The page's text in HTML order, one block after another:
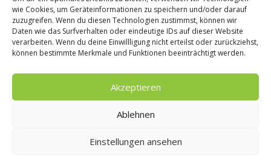
wie Cookies, um Geräteinformationen zu speichern und/oder darauf
zuzugreifen. Wenn du diesen Technologien zustimmst, können wir
Daten wie das Surfverhalten oder eindeutige IDs auf dieser Website
verarbeiten. Wenn du deine Einwillligung nicht erteilst oder zurückziehst,
können bestimmte Merkmale und Funktionen beeinträchtigt werden.
Akzeptieren
Ablehnen
Einstellungen ansehen
Beitrag teilen
g für
Nächster Beitrag
: